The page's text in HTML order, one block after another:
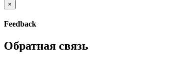
×
Feedback
Обратная связь